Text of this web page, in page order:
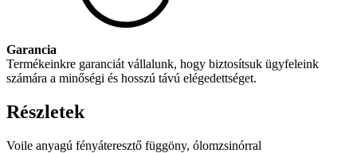
Garancia
Termékeinkre garanciát vállalunk, hogy biztosítsuk ügyfeleink
számára a minőségi és hosszú távú elégedettséget.
Részletek
Voile anyagú fényáteresztő függöny, ólomzsinórral